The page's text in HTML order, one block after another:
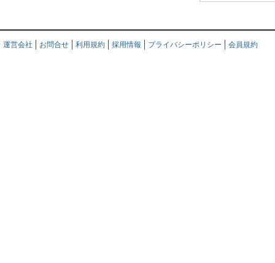
運営会社 お問合せ 利用規約 採用情報 プライバシーポリシー 会員規約